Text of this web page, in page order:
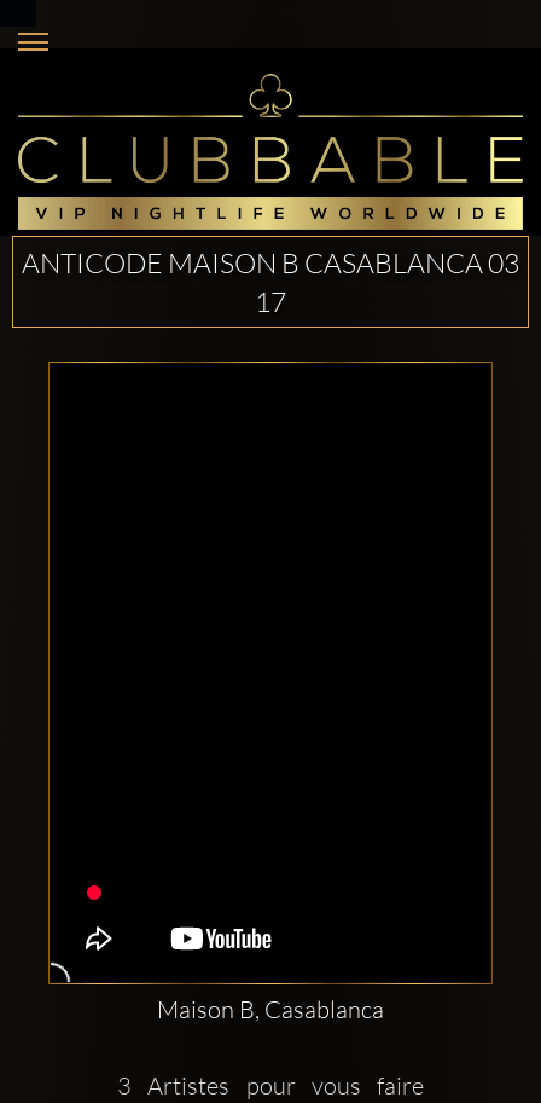
sociala
konton
ANTICODE MAISON B CASABLANCA 03
17
Maison B, Casablanca
3 Artistes pour vous faire